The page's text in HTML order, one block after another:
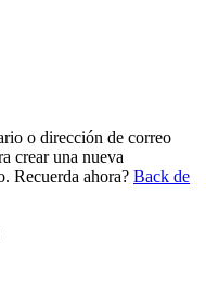
o dirección de correo
crear una nueva
Recuerda ahora? Back de